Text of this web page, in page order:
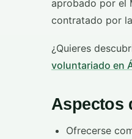
aprobado por el
contratado por
¿Quieres
voluntariado en
Aspectos
Ofrecerse